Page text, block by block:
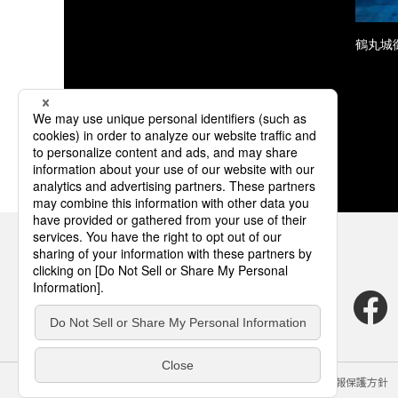
鶴丸城
サイトのご利用にあたって クッキーポリシー 個人情報保護方針